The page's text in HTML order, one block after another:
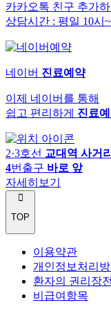
카카오톡 친구 추가
상담시간 : 평일 10시
네이버 진료예약
이제 네이버를 통해
쉽고 편리하게 진료
2·3호선 교대역 사거리
4번출구 바로 앞
자세히보기
TOP
이용약관
개인정보처리
환자의 권리장전
비급여항목